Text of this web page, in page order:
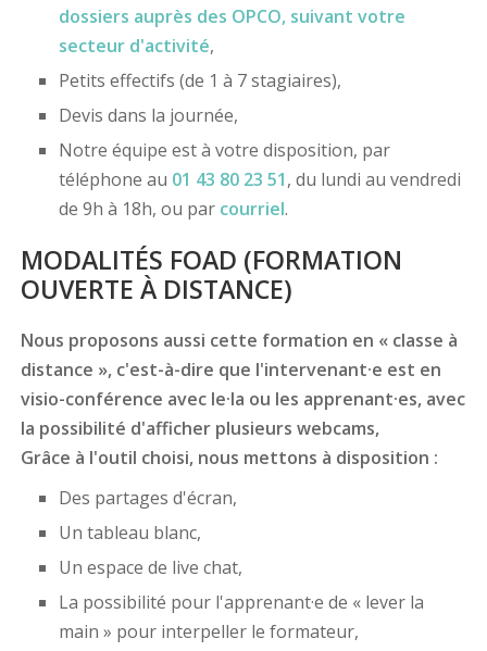
dossiers auprès des OPCO, suivant votre
secteur d'activité,
Petits effectifs (de 1 à 7 stagiaires),
Devis dans la journée,
Notre équipe est à votre disposition, par
téléphone au 01 43 80 23 51, du lundi au vendredi
de 9h à 18h, ou par courriel.
MODALITÉS FOAD (FORMATION
OUVERTE À DISTANCE)
Nous proposons aussi cette formation en « classe à
distance », c'est-à-dire que l'intervenant·e est en
visio-conférence avec le·la ou les apprenant·es, avec
la possibilité d'afficher plusieurs webcams,
Grâce à l'outil choisi, nous mettons à disposition :
Des partages d'écran,
Un tableau blanc,
Un espace de live chat,
La possibilité pour l'apprenant·e de « lever la
main » pour interpeller le formateur,